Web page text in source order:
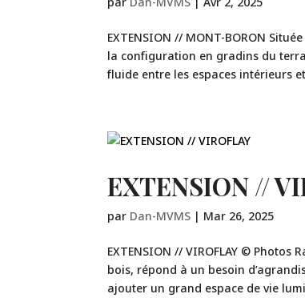
EXTENSION // MONT-BORON
la configuration en gradins du
fluide entre les espaces intérieurs
EXTENSION //
par Dan-MVMS | Mar 26, 2025
EXTENSION // VIROFLAY ©
bois, répond à un besoin
ajouter un grand espace de vie